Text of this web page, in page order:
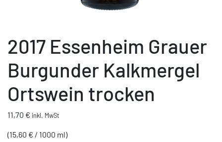
2017 Essenheim Grauer
Burgunder Kalkmergel
Ortswein trocken
11,70 € inkl. MwSt
(15,60 € / 1000 ml)